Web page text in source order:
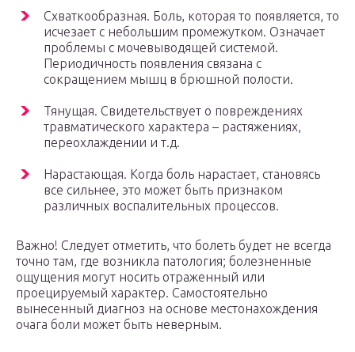
Схваткообразная. Боль, которая то появляется, то
исчезает с небольшим промежутком. Означает
проблемы с мочевыводящей системой.
Периодичность появления связана с
сокращением мышц в брюшной полости.
Тянущая. Свидетельствует о повреждениях
травматического характера – растяжениях,
переохлаждении и т.д.
Нарастающая. Когда боль нарастает, становясь
все сильнее, это может быть признаком
различных воспалительных процессов.
Важно! Следует отметить, что болеть будет не всегда
точно там, где возникла патология; болезненные
ощущения могут носить отраженный или
проецируемый характер. Самостоятельно
вынесенный диагноз на основе местонахождения
очага боли может быть неверным.